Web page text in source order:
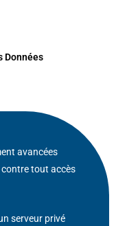
Données
avancées
contre tout accès
serveur privé